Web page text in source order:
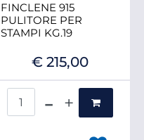
FINCLENE 915
PULITORE PER
STAMPI KG.19
€ 215,00